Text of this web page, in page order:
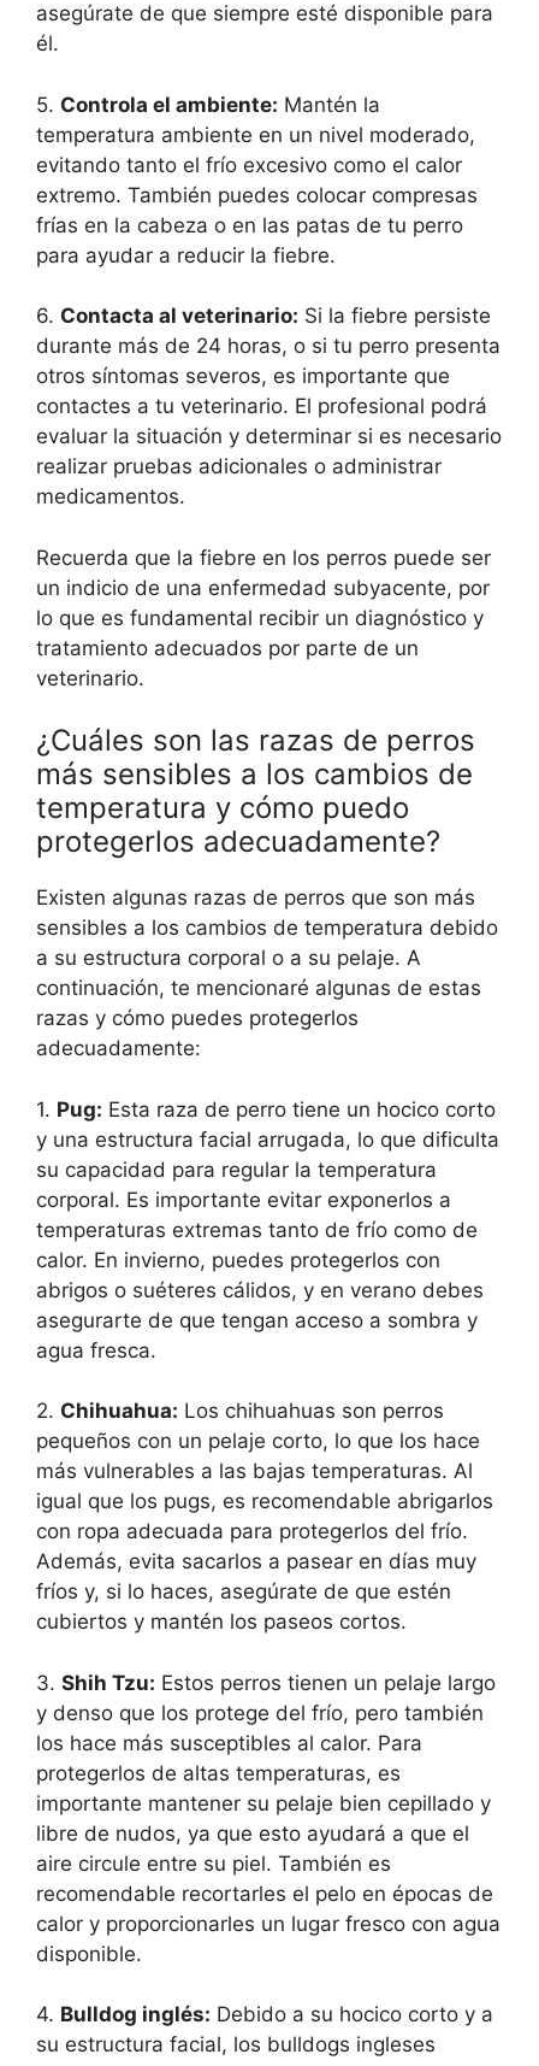
asegúrate de que siempre esté disponible para
él.
5. Controla el ambiente: Mantén la
temperatura ambiente en un nivel moderado,
evitando tanto el frío excesivo como el calor
extremo. También puedes colocar compresas
frías en la cabeza o en las patas de tu perro
para ayudar a reducir la fiebre.
6. Contacta al veterinario: Si la fiebre persiste
durante más de 24 horas, o si tu perro presenta
otros síntomas severos, es importante que
contactes a tu veterinario. El profesional podrá
evaluar la situación y determinar si es necesario
realizar pruebas adicionales o administrar
medicamentos.
Recuerda que la fiebre en los perros puede ser
un indicio de una enfermedad subyacente, por
lo que es fundamental recibir un diagnóstico y
tratamiento adecuados por parte de un
veterinario.
¿Cuáles son las razas de perros
más sensibles a los cambios de
temperatura y cómo puedo
protegerlos adecuadamente?
Existen algunas razas de perros que son más
sensibles a los cambios de temperatura debido
a su estructura corporal o a su pelaje. A
continuación, te mencionaré algunas de estas
razas y cómo puedes protegerlos
adecuadamente:
1. Pug: Esta raza de perro tiene un hocico corto
y una estructura facial arrugada, lo que dificulta
su capacidad para regular la temperatura
corporal. Es importante evitar exponerlos a
temperaturas extremas tanto de frío como de
calor. En invierno, puedes protegerlos con
abrigos o suéteres cálidos, y en verano debes
asegurarte de que tengan acceso a sombra y
agua fresca.
2. Chihuahua: Los chihuahuas son perros
pequeños con un pelaje corto, lo que los hace
más vulnerables a las bajas temperaturas. Al
igual que los pugs, es recomendable abrigarlos
con ropa adecuada para protegerlos del frío.
Además, evita sacarlos a pasear en días muy
fríos y, si lo haces, asegúrate de que estén
cubiertos y mantén los paseos cortos.
3. Shih Tzu: Estos perros tienen un pelaje largo
y denso que los protege del frío, pero también
los hace más susceptibles al calor. Para
protegerlos de altas temperaturas, es
importante mantener su pelaje bien cepillado y
libre de nudos, ya que esto ayudará a que el
aire circule entre su piel. También es
recomendable recortarles el pelo en épocas de
calor y proporcionarles un lugar fresco con agua
disponible.
4. Bulldog inglés: Debido a su hocico corto y a
su estructura facial, los bulldogs ingleses